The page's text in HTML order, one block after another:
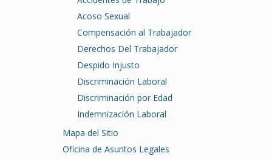
Acoso Sexual
Compensación al Trabajador
Derechos Del Trabajador
Despido Injusto
Discriminación Laboral
Discriminación por Edad
Indemnización Laboral
Mapa del Sitio
Oficina de Asuntos Legales